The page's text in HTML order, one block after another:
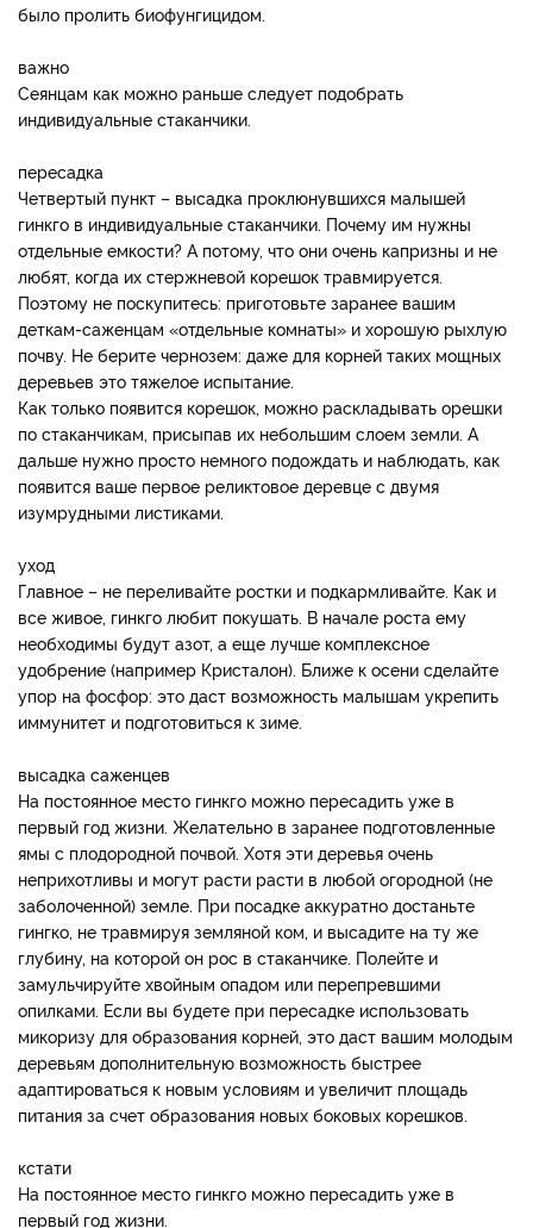
было пролить биофунгицидом.
важно
Сеянцам как можно раньше следует подобрать
индивидуальные стаканчики.
пересадка
Четвертый пункт – высадка проклюнувшихся малышей
гинкго в индивидуальные стаканчики. Почему им нужны
отдельные емкости? А потому, что они очень капризны и не
любят, когда их стержневой корешок травмируется.
Поэтому не поскупитесь: приготовьте заранее вашим
деткам-саженцам «отдельные комнаты» и хорошую рыхлую
почву. Не берите чернозем: даже для корней таких мощных
деревьев это тяжелое испытание.
Как только появится корешок, можно раскладывать орешки
по стаканчикам, присыпав их небольшим слоем земли. А
дальше нужно просто немного подождать и наблюдать, как
появится ваше первое реликтовое деревце с двумя
изумрудными листиками.
уход
Главное – не переливайте ростки и подкармливайте. Как и
все живое, гинкго любит покушать. В начале роста ему
необходимы будут азот, а еще лучше комплексное
удобрение (например Кристалон). Ближе к осени сделайте
упор на фосфор: это даст возможность малышам укрепить
иммунитет и подготовиться к зиме.
высадка саженцев
На постоянное место гинкго можно пересадить уже в
первый год жизни. Желательно в заранее подготовленные
ямы с плодородной почвой. Хотя эти деревья очень
неприхотливы и могут расти расти в любой огородной (не
заболоченной) земле. При посадке аккуратно достаньте
гингко, не травмируя земляной ком, и высадите на ту же
глубину, на которой он рос в стаканчике. Полейте и
замульчируйте хвойным опадом или перепревшими
опилками. Если вы будете при пересадке использовать
микоризу для образования корней, это даст вашим молодым
деревьям дополнительную возможность быстрее
адаптироваться к новым условиям и увеличит площадь
питания за счет образования новых боковых корешков.
кстати
На постоянное место гинкго можно пересадить уже в
первый год жизни.